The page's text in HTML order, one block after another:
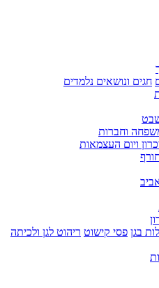
חגים ונושאים נלמדים
וחברות
ויום העצמאות
בגן פסי קישוט ריהוט לגן ולכיתה